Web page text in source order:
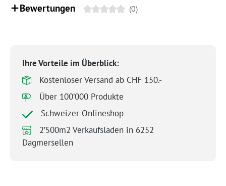
Bewertungen (0)
Ihre Vorteile im Überblick:
Kostenloser Versand ab CHF 150.-
Über 100’000 Produkte
Schweizer Onlineshop
2’500m2 Verkaufsladen in 6252
Dagmersellen